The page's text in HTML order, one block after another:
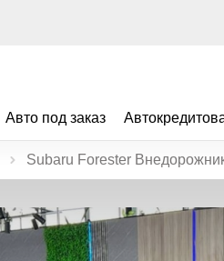
Авто под заказ
Subaru Forester